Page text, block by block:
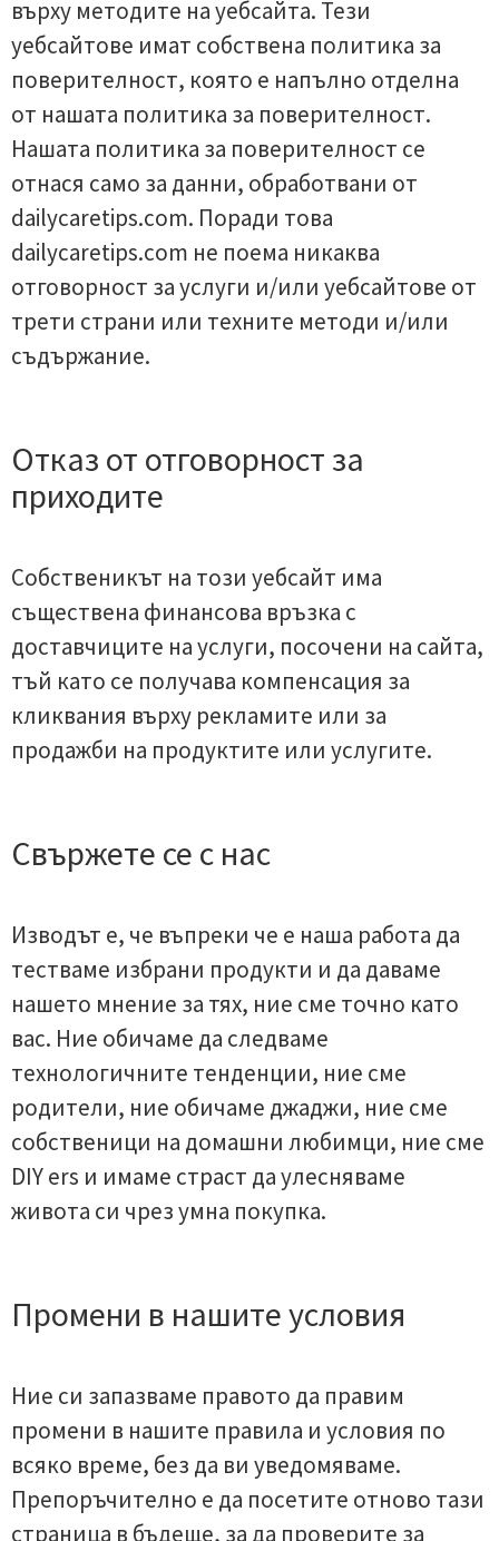
върху методите на уебсайта. Тези
уебсайтове имат собствена политика за
поверителност, която е напълно отделна
от нашата политика за поверителност.
Нашата политика за поверителност се
отнася само за данни, обработвани от
dailycaretips.com. Поради това
dailycaretips.com не поема никаква
отговорност за услуги и/или уебсайтове от
трети страни или техните методи и/или
съдържание.
Отказ от отговорност за
приходите
Собственикът на този уебсайт има
съществена финансова връзка с
доставчиците на услуги, посочени на сайта,
тъй като се получава компенсация за
кликвания върху рекламите или за
продажби на продуктите или услугите.
Свържете се с нас
Изводът е, че въпреки че е наша работа да
тестваме избрани продукти и да даваме
нашето мнение за тях, ние сме точно като
вас. Ние обичаме да следваме
технологичните тенденции, ние сме
родители, ние обичаме джаджи, ние сме
собственици на домашни любимци, ние сме
DIY ers и имаме страст да улесняваме
живота си чрез умна покупка.
Промени в нашите условия
Ние си запазваме правото да правим
промени в нашите правила и условия по
всяко време, без да ви уведомяваме.
Препоръчително е да посетите отново тази
страница в бъдеще, за да проверите за